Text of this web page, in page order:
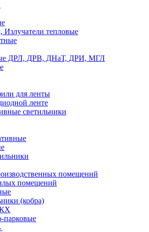
тепловые
ДРЛ, ДРВ, ДНаТ, ДРИ, МГЛ
для ленты
ленте
светильники
помещений
помещений
(кобра)
парковые